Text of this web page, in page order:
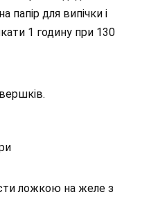
папір для випічки і
1 годину при 130
ложкою на желе з